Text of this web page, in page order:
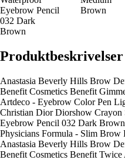
Eyebrow Pencil
032 Dark
Brown
Brown
Produktbeskrivelser
Anastasia Beverly Hills Brow
Benefit Cosmetics Benefit
Artdeco - Eyebrow Color Pen
Christian Dior Diorshow Crayon
Eyebrow Pencil 032 Dark Brown
Physicians Formula - Slim
Anastasia Beverly Hills Brow
Benefit Cosmetics Benefit